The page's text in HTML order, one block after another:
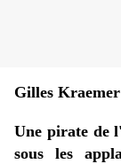
Gilles Kraemer
Une pirate de
sous les